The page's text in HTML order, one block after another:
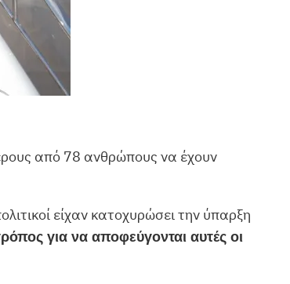
από 78 ανθρώπους να έχουν
είχαν κατοχυρώσει την ύπαρξη
για να αποφεύγονται αυτές οι